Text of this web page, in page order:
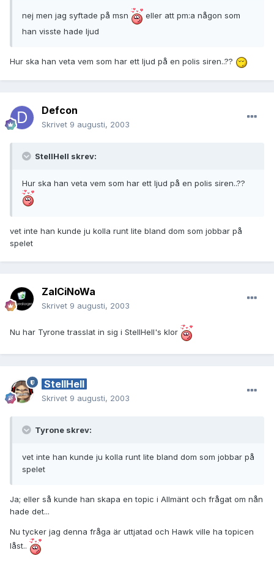
nej men jag syftade på msn
eller att pm:a någon som
han visste hade ljud
Hur ska han veta vem som har ett ljud på en polis siren..??
Defcon
Skrivet 9 augusti, 2003
StellHell skrev:
Hur ska han veta vem som har ett ljud på en polis siren..??
vet inte han kunde ju kolla runt lite bland dom som jobbar på
spelet
ZalCiNoWa
Skrivet 9 augusti, 2003
Nu har Tyrone trasslat in sig i StellHell's klor
StellHell
Skrivet 9 augusti, 2003
Tyrone skrev:
vet inte han kunde ju kolla runt lite bland dom som jobbar på
spelet
Ja; eller så kunde han skapa en topic i Allmänt och frågat om nån
hade det...
Nu tycker jag denna fråga är uttjatad och Hawk ville ha topicen
låst..